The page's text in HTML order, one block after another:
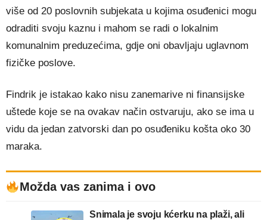
više od 20 poslovnih subjekata u kojima osuđenici mogu
odraditi svoju kaznu i mahom se radi o lokalnim
komunalnim preduzećima, gdje oni obavljaju uglavnom
fizičke poslove.
Findrik je istakao kako nisu zanemarive ni finansijske
uštede koje se na ovakav način ostvaruju, ako se ima u
vidu da jedan zatvorski dan po osuđeniku košta oko 30
maraka.
Možda vas zanima i ovo
Snimala je svoju kćerku na plaži, ali